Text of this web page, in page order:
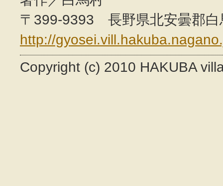
〒399-9393 長野県北安曇郡
http://
Copyright (c) 2010 HAKUBA